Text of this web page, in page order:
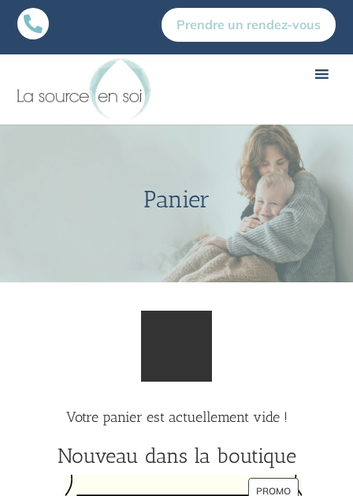
 Prendre un rendez-vous
Panier
Votre panier est actuellement vide !
Nouveau dans la boutique
PROMOPRODUIT